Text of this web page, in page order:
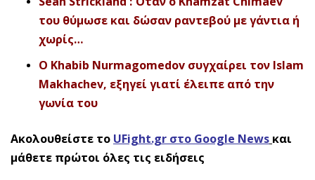
του θύμωσε και δώσαν ραντεβού με γάντια ή
χωρίς…
Ο Khabib Nurmagomedov συγχαίρει τον Islam
Makhachev, εξηγεί γιατί έλειπε από την
γωνία του
Ακολουθείστε το UFight.gr στο Google News και
μάθετε πρώτοι όλες τις ειδήσεις